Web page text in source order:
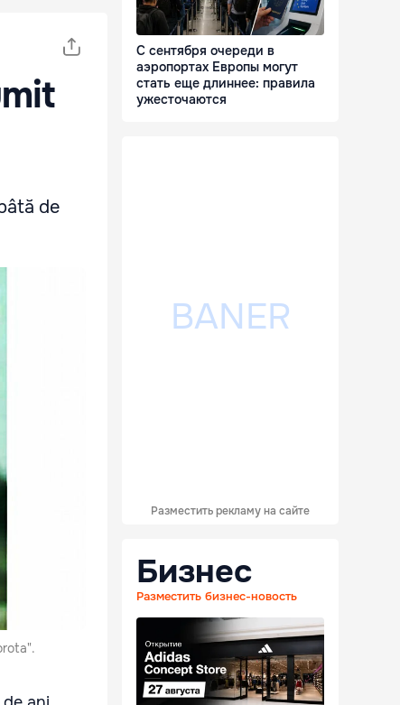
de
С сентября очереди в
аэропортах Европы могут
стать еще длиннее: правила
ужесточаются
Разместить рекламу на сайте
Бизнес
Разместить бизнес-новость